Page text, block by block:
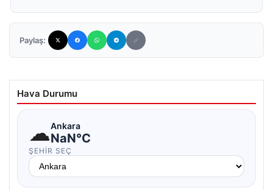
Paylaş:
Hava Durumu
☁Ankara
NaN°C
ŞEHIR SEÇ